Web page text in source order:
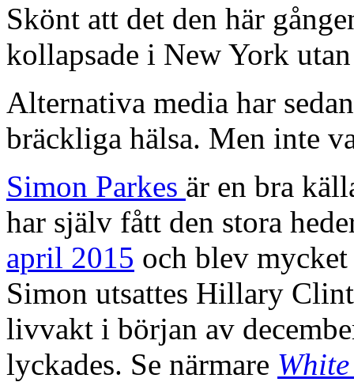
Skönt att det den här
kollapsade i New York
Alternativa media har
bräckliga hälsa. Men inte
Simon Parkes är en bra
har själv fått den stora
april 2015 och blev
Simon utsattes Hillary
livvakt i början av
lyckades. Se närmare